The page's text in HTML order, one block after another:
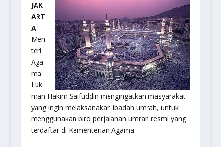
JAK
ART
A–
Men
teri
Aga
ma
Luk
man Hakim Saifuddin mengingatkan masyarakat
yang ingin melaksanakan ibadah umrah, untuk
menggunakan biro perjalanan umrah resmi yang
terdaftar di Kementerian Agama.